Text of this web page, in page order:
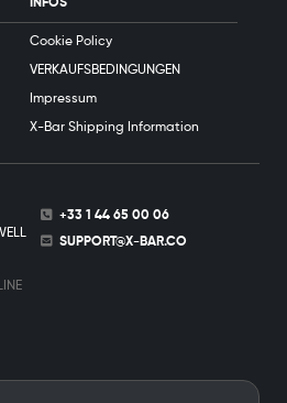
+33 1 44 65 00 06
SUPPORT@X-BAR.CO
INFOS
Cookie Policy
VERKAUFSBEDINGUNGEN
Impressum
X-Bar Shipping Information